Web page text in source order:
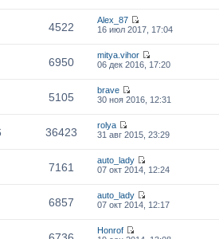
4522
Alex_87
16 июл 2017, 17:04
6950
mitya.vihor
06 дек 2016, 17:20
5105
brave
30 ноя 2016, 12:31
36423
rolya
31 авг 2015, 23:29
7161
auto_lady
07 окт 2014, 12:24
6857
auto_lady
07 окт 2014, 12:17
Honrof